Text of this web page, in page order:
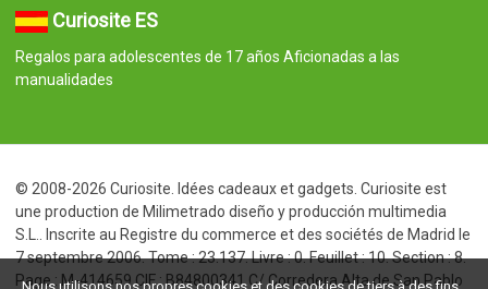
Curiosite ES
Regalos para adolescentes de 17 años Aficionadas a las
manualidades
© 2008-2026 Curiosite. Idées cadeaux et gadgets. Curiosite est
une production de Milimetrado diseño y producción multimedia
S.L.. Inscrite au Registre du commerce et des sociétés de Madrid le
7 septembre 2006. Tome : 23.137. Livre : 0. Feuillet : 10. Section : 8.
Page : M-414659 CIF : B84800341 C/ Corredera Alta de San Pablo
Nous utilisons nos propres cookies et des cookies de tiers à des fins